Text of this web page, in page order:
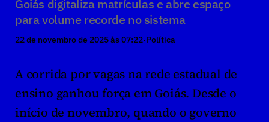
Goiás digitaliza matrículas e abre espaço
para volume recorde no sistema
22 de novembro de 2025 às 07:22·Política
A corrida por vagas na rede estadual de
ensino ganhou força em Goiás. Desde o
início de novembro, quando o governo